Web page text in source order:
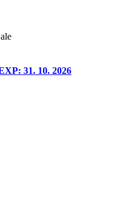
31. 10. 2026